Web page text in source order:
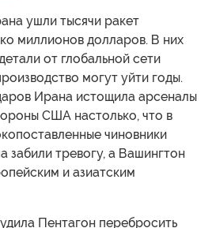
ушли тысячи ракет
миллионов долларов. В них
от глобальной сети
могут уйти годы.
Ирана истощила арсеналы
США настолько, что в
чиновники
забили тревогу, а Вашингтон
и азиатским
Пентагон перебросить